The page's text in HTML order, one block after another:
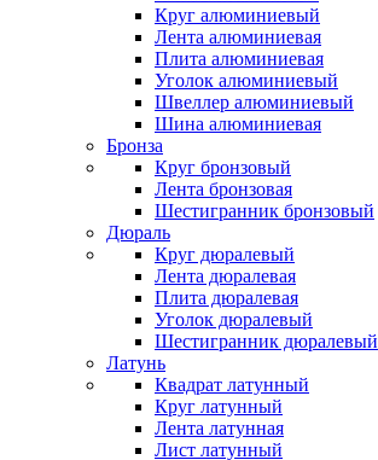
Круг алюминиевый
Лента алюминиевая
Плита алюминиевая
Уголок алюминиевый
Швеллер алюминиевый
Шина алюминиевая
Бронза
Круг бронзовый
Лента бронзовая
Шестигранник бронзовый
Дюраль
Круг дюралевый
Лента дюралевая
Плита дюралевая
Уголок дюралевый
Шестигранник дюралевый
Латунь
Квадрат латунный
Круг латунный
Лента латунная
Лист латунный